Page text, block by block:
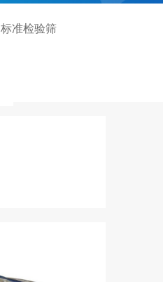
标准检验筛